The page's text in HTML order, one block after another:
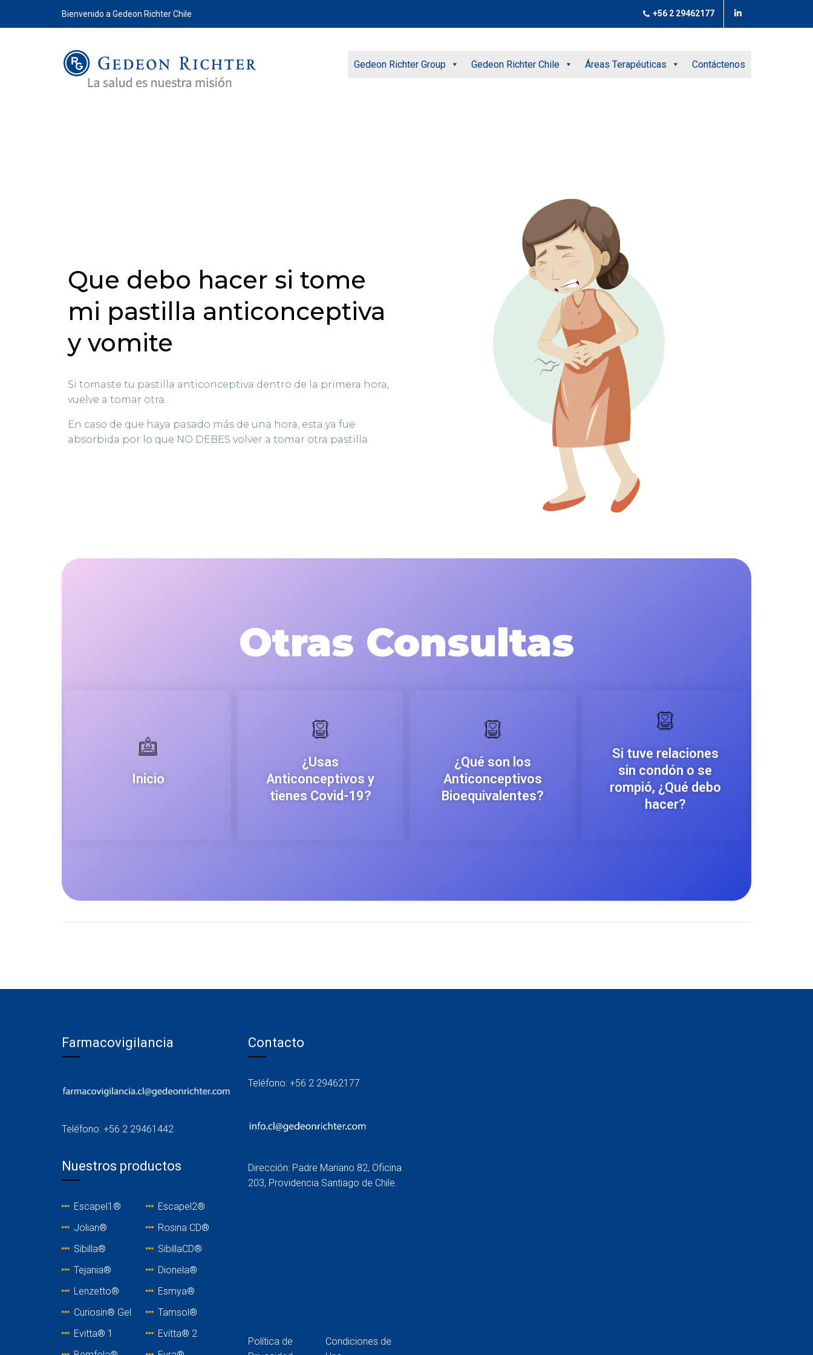
Bienvenido a Gedeon Richter Chile +56 2 29462177
Gedeon Richter Group Gedeon Richter Chile Áreas Terapéuticas Contáctenos
Que debo hacer si tome
mi pastilla anticonceptiva
y vomite
Si tomaste tu pastilla anticonceptiva dentro de la primera hora,
vuelve a tomar otra.
En caso de que haya pasado más de una hora, esta ya fue
absorbida por lo que NO DEBES volver a tomar otra pastilla.
Otras Consultas
Inicio
¿Usas
Anticonceptivos y
tienes Covid-19?
¿Qué son los
Anticonceptivos
Bioequivalentes?
Si tuve relaciones
sin condón o se
rompió, ¿Qué debo
hacer?
Farmacovigilancia
Teléfono: +56 2 29461442
Nuestros productos
Escapel1®
Escapel2®
Jolian®
Rosina CD®
Sibilla®
SibillaCD®
Tejania®
Dionela®
Lenzetto®
Esmya®
Curiosin® Gel
Tamsol®
Evitta® 1
Evitta® 2
Contacto
Teléfono: +56 2 29462177
Dirección: Padre Mariano 82, Oficina
203, Providencia Santiago de Chile.
Política de
Condiciones de